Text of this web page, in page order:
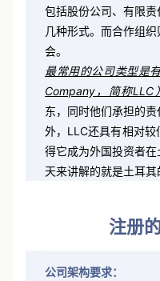
其中，独资公司是由
包括股份公司、有限
几种形式。而合作组织
会。
最常用的公司类型是
Company，简称LLC
东，同时他们承担的
外，LLC还具有相对
得它成为外国投资者在